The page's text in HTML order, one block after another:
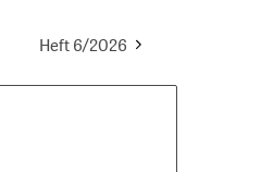
Heft 6/2026